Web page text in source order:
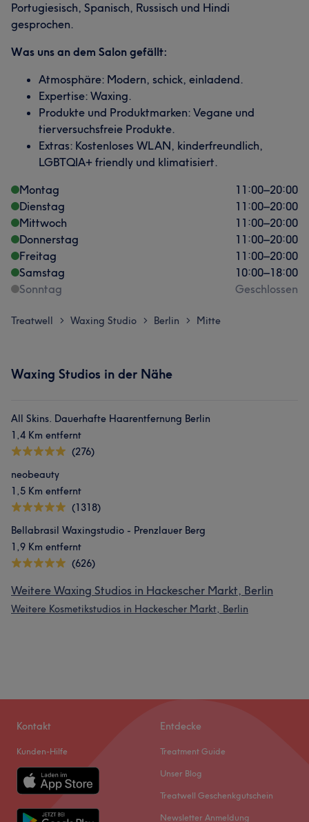
Portugiesisch, Spanisch, Russisch und Hindi
gesprochen.
Was uns an dem Salon gefällt:
Atmosphäre: Modern, schick, einladend.
Expertise: Waxing.
Produkte und Produktmarken: Vegane und
tierversuchsfreie Produkte.
Extras: Kostenloses WLAN, kinderfreundlich,
LGBTQIA+ friendly und klimatisiert.
Montag
11:00–20:00
Dienstag
11:00–20:00
Mittwoch
11:00–20:00
Donnerstag
11:00–20:00
Freitag
11:00–20:00
Samstag
10:00–18:00
Sonntag
Geschlossen
Treatwell > Waxing Studio > Berlin > Mitte
Waxing Studios in der Nähe
All Skins. Dauerhafte Haarentfernung Berlin
1,4 Km entfernt
(276)
neobeauty
1,5 Km entfernt
(1318)
Bellabrasil Waxingstudio - Prenzlauer Berg
1,9 Km entfernt
(626)
Weitere Waxing Studios in Hackescher Markt, Berlin
Weitere Kosmetikstudios in Hackescher Markt, Berlin
Kontakt
Kunden-Hilfe
Entdecke
Treatment Guide
Unser Blog
Treatwell Geschenkgutschein
Newsletter Anmeldung